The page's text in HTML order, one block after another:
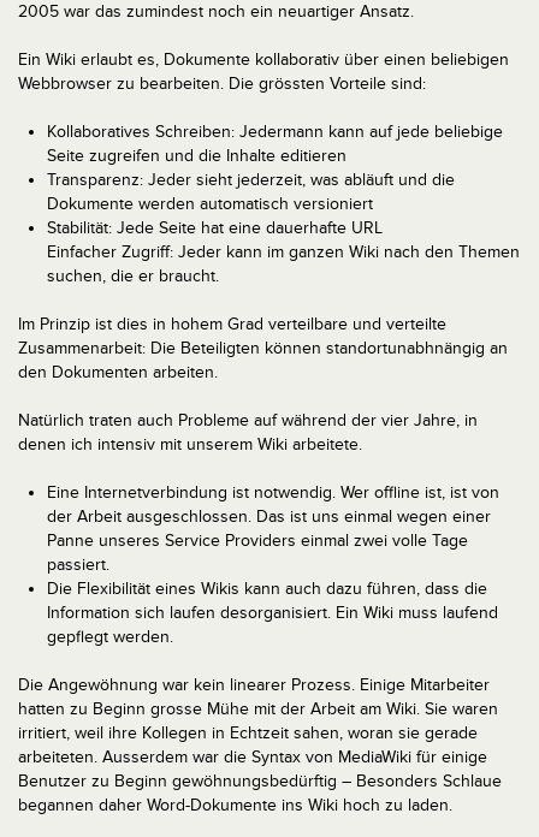
2005 war das zumindest noch ein neuartiger Ansatz.
Ein Wiki erlaubt es, Dokumente kollaborativ über einen beliebigen
Webbrowser zu bearbeiten. Die grössten Vorteile sind:
Kollaboratives Schreiben: Jedermann kann auf jede beliebige
Seite zugreifen und die Inhalte editieren
Transparenz: Jeder sieht jederzeit, was abläuft und die
Dokumente werden automatisch versioniert
Stabilität: Jede Seite hat eine dauerhafte URL
Einfacher Zugriff: Jeder kann im ganzen Wiki nach den Themen
suchen, die er braucht.
Im Prinzip ist dies in hohem Grad verteilbare und verteilte
Zusammenarbeit: Die Beteiligten können standortunabhnängig an
den Dokumenten arbeiten.
Natürlich traten auch Probleme auf während der vier Jahre, in
denen ich intensiv mit unserem Wiki arbeitete.
Eine Internetverbindung ist notwendig. Wer offline ist, ist von
der Arbeit ausgeschlossen. Das ist uns einmal wegen einer
Panne unseres Service Providers einmal zwei volle Tage
passiert.
Die Flexibilität eines Wikis kann auch dazu führen, dass die
Information sich laufen desorganisiert. Ein Wiki muss laufend
gepflegt werden.
Die Angewöhnung war kein linearer Prozess. Einige Mitarbeiter
hatten zu Beginn grosse Mühe mit der Arbeit am Wiki. Sie waren
irritiert, weil ihre Kollegen in Echtzeit sahen, woran sie gerade
arbeiteten. Ausserdem war die Syntax von MediaWiki für einige
Benutzer zu Beginn gewöhnungsbedürftig – Besonders Schlaue
begannen daher Word-Dokumente ins Wiki hoch zu laden.